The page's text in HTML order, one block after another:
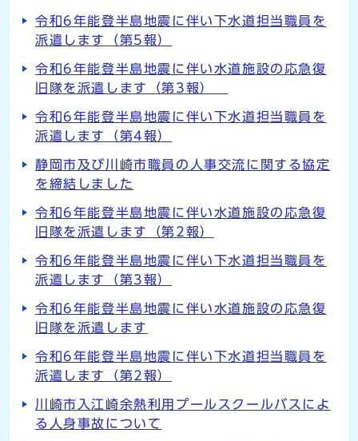
令和6年能登半島地震に伴い下水道担当職員を
派遣します（第5報）
令和6年能登半島地震に伴い水道施設の応急復
旧隊を派遣します（第3報）
令和6年能登半島地震に伴い下水道担当職員を
派遣します（第4報）
静岡市及び川崎市職員の人事交流に関する協定
を締結しました
令和6年能登半島地震に伴い水道施設の応急復
旧隊を派遣します（第2報）
令和6年能登半島地震に伴い下水道担当職員を
派遣します（第3報）
令和6年能登半島地震に伴い水道施設の応急復
旧隊を派遣します
令和6年能登半島地震に伴い下水道担当職員を
派遣します（第2報）
川崎市入江崎余熱利用プールスクールバスによ
る人身事故について